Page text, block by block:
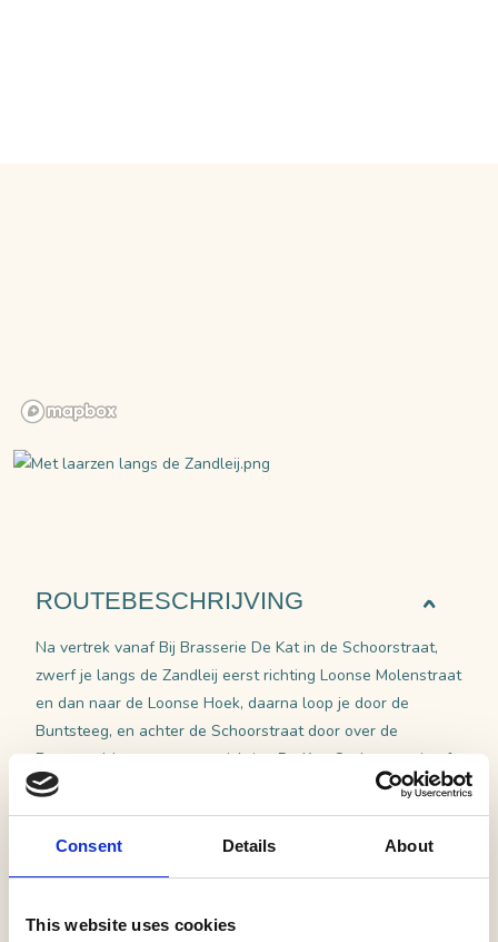
Consent Details About
This website uses cookies
ROUTEBESCHRIJVING
Na vertrek vanaf Bij Brasserie De Kat in de Schoorstraat,
zwerf je langs de Zandleij eerst richting Loonse Molenstraat
en dan naar de Loonse Hoek, daarna loop je door de
Buntsteeg, en achter de Schoorstraat door over de
Baronsvelden weer terug richting De Kat. Onderweg zie of
hoor je waarschijnlijk (in de zomerperiode) de boomkikkers,
misschien zie je reeën en je hoort de buizerd miauwen hoog
in de lucht. In de herfst kun je je juist weer tegoed doen aan
Voor meer wandelplezier bereid je je goed voor: neem een